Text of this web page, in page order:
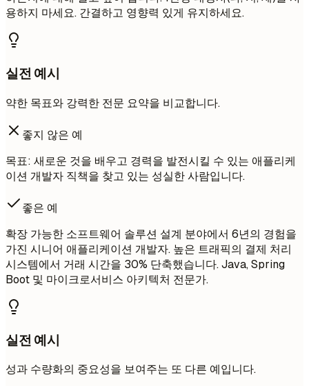
용하지 마세요. 간결하고 영향력 있게 유지하세요.
실전 예시
약한 목표와 강력한 전문 요약을 비교합니다.
좋지 않은 예
목표: 새로운 것을 배우고 경력을 발전시킬 수 있는 애플리케
이션 개발자 직책을 찾고 있는 성실한 사람입니다.
좋은 예
확장 가능한 소프트웨어 솔루션 설계 분야에서 6년의 경험을
가진 시니어 애플리케이션 개발자. 높은 트래픽의 결제 처리
시스템에서 거래 시간을 30% 단축했습니다. Java, Spring
Boot 및 마이크로서비스 아키텍처 전문가.
실전 예시
성과 수량화의 중요성을 보여주는 또 다른 예입니다.